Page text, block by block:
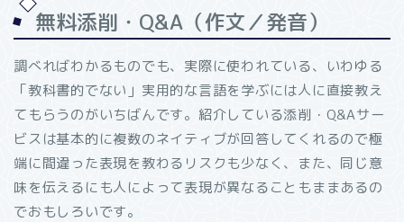
無料添削・Q&A（作文／発音）
調べればわかるものでも、実際に使われている、いわゆる
「教科書的でない」実用的な言語を学ぶには人に直接教え
てもらうのがいちばんです。紹介している添削・Q&Aサー
ビスは基本的に複数のネイティブが回答してくれるので極
端に間違った表現を教わるリスクも少なく、また、同じ意
味を伝えるにも人によって表現が異なることもままあるの
でおもしろいです。